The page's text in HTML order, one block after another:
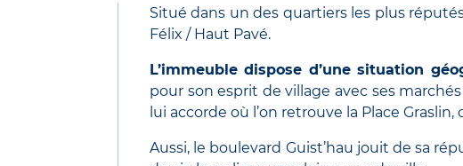
Situé dans un des quartiers les plus
Félix / Haut Pavé.
L’immeuble dispose d’une situation
pour son esprit de village avec ses
lui accorde où l’on retrouve la Place
Aussi, le boulevard Guist’hau jouit de sa